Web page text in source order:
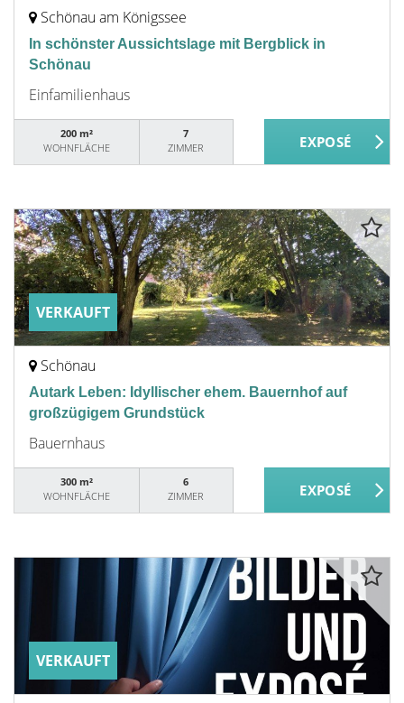
Schönau am Königssee
In schönster Aussichtslage mit Bergblick in
Schönau
Einfamilienhaus
200 m²
WOHNFLÄCHE
7
ZIMMER
VERKAUFT
Schönau
Autark Leben: Idyllischer ehem. Bauernhof auf
großzügigem Grundstück
Bauernhaus
300 m²
WOHNFLÄCHE
6
ZIMMER
VERKAUFT